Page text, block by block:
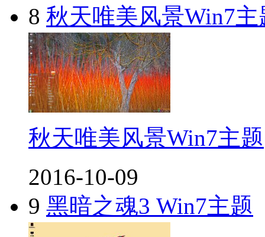
8 秋天唯美风景Win7主
秋天唯美风景Win7主题
2016-10-09
9 黑暗之魂3 Win7主题